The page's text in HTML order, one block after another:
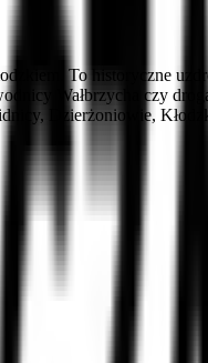
To historyczne
Wałbrzycha czy
Dzierżoniowie,